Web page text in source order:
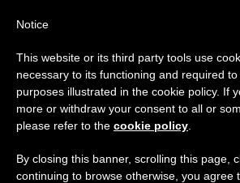
Notice
This website or its third party tools use
necessary to its functioning and required
purposes illustrated in the cookie policy. If
more or withdraw your consent to all or
please refer to the cookie policy
By closing this banner, scrolling this page,
continuing to browse otherwise, you agree